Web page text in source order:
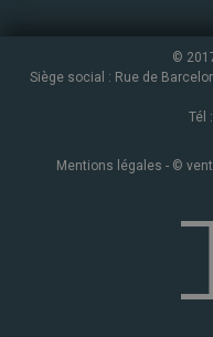
©
Siège social : Rue de
Tél
Mentions légales - ©